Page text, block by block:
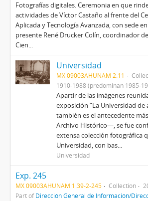
Fotografías digitales. Ceremonia en que
actividades de Víctor Castaño al frente del
Aplicada y Tecnología Avanzada, con sede
presente René Drucker Colín, coordinador
Cien...
Universidad
MX 09003AHUNAM 2.11
1910-1988 (predominan 1985-
Apartir de las imágenes
exposición “La Universidad
también es el antecedente
Archivo Histórico—, se fue
extensa colección fotográfica
Universidad, con bas...
Universidad
Exp. 245
MX 09003AHUNAM 1.39-2-245 Collection
Part ofDirección General de Información/